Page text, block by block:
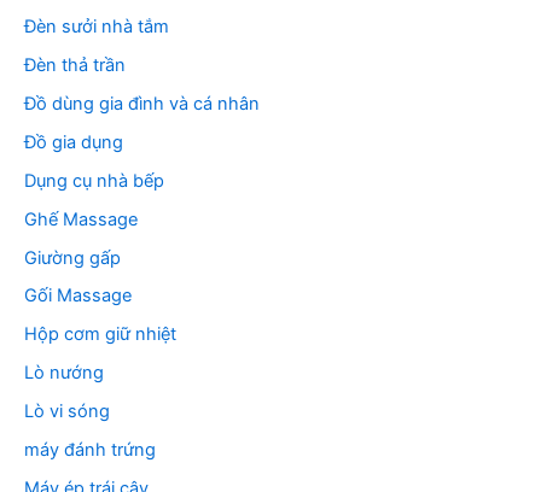
Đèn sưởi nhà tắm
Đèn thả trần
Đồ dùng gia đình và cá nhân
Đồ gia dụng
Dụng cụ nhà bếp
Ghế Massage
Giường gấp
Gối Massage
Hộp cơm giữ nhiệt
Lò nướng
Lò vi sóng
máy đánh trứng